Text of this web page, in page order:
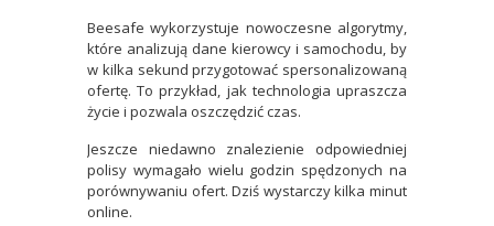
Beesafe wykorzystuje nowoczesne algorytmy,
które analizują dane kierowcy i samochodu, by
w kilka sekund przygotować spersonalizowaną
ofertę. To przykład, jak technologia upraszcza
życie i pozwala oszczędzić czas.
Jeszcze niedawno znalezienie odpowiedniej
polisy wymagało wielu godzin spędzonych na
porównywaniu ofert. Dziś wystarczy kilka minut
online.